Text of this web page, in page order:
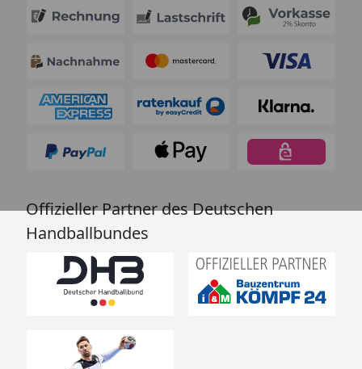
Offizieller Partner des Deutschen
Handballbundes